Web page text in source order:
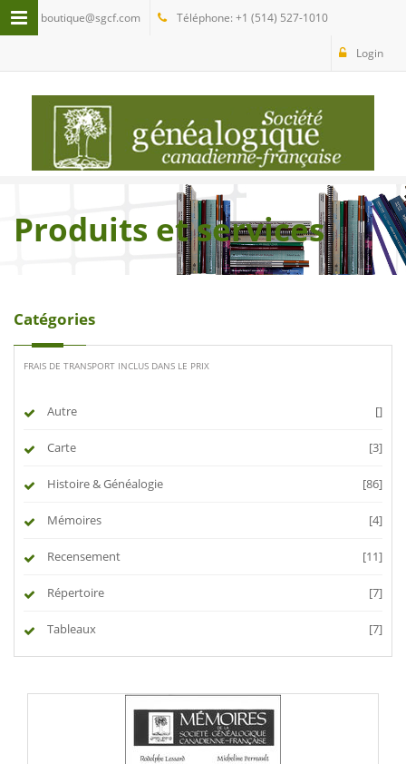
boutique@sgcf.com Téléphone: +1 (514) 527-1010
Login
Produits et services
Catégories
FRAIS DE TRANSPORT INCLUS DANS LE PRIX
Autre []
Carte [3]
Histoire & Généalogie [86]
Mémoires [4]
Recensement [11]
Répertoire [7]
Tableaux [7]